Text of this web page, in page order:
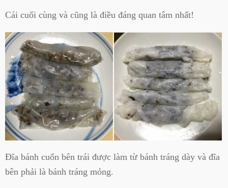
Cái cuối cùng và cũng là điều đáng quan tâm nhất!
Đĩa bánh cuốn bên trái được làm từ bánh tráng dày và đĩa
bên phải là bánh tráng mỏng.